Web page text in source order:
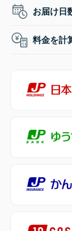
お届け日
料金を計